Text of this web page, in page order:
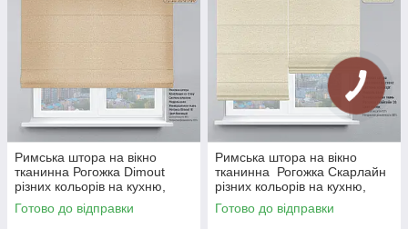
Римська штора на вікно
тканинна Рогожка Dimout
різних кольорів на кухню,
дитячу, у спальню
Готово до відправки
Римська штора на вікно
тканинна Рогожка Скарлайн
різних кольорів на кухню,
дитячу, у спальню
Готово до відправки